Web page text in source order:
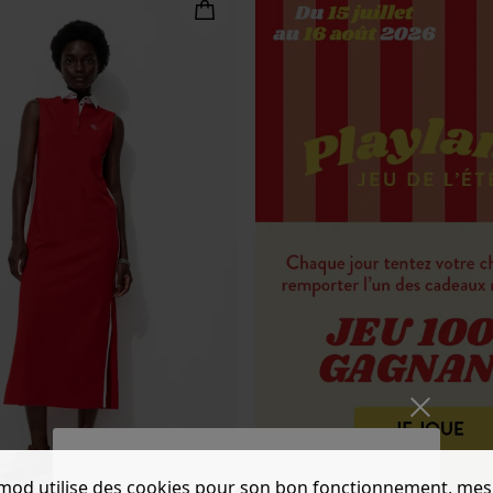
utilise des cookies pour son bon fonctionnement,